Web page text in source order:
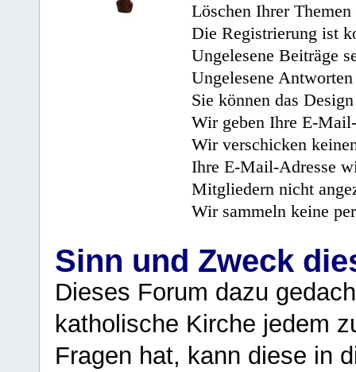
Löschen Ihrer
Die Registrierung ist
Ungelesene Beiträge
Ungelesene
Sie können das
Wir geben Ihre E-
Wir verschicken
Ihre E-Mail-Adresse
Mitgliedern nicht
Wir sammeln keine
Sinn und Zweck
Dieses Forum dazu
katholische Kirche jedem
Fragen hat, kann diese in